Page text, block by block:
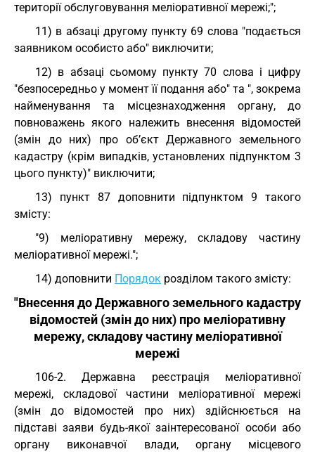
території обслуговування меліоративної мережі;";
11) в абзаці другому пункту 69 слова "подається
заявником особисто або" виключити;
12) в абзаці сьомому пункту 70 слова і цифру
"безпосередньо у момент її подання або" та ", зокрема
найменування та місцезнаходження органу, до
повноважень якого належить внесення відомостей
(змін до них) про об’єкт Державного земельного
кадастру (крім випадків, установлених підпунктом 3
цього пункту)" виключити;
13) пункт 87 доповнити підпунктом 9 такого
змісту:
"9) меліоративну мережу, складову частину
меліоративної мережі.";
14) доповнити Порядок розділом такого змісту:
"Внесення до Державного земельного кадастру
відомостей (змін до них) про меліоративну
мережу, складову частину меліоративної
мережі
106-2. Державна реєстрація меліоративної
мережі, складової частини меліоративної мережі
(змін до відомостей про них) здійснюється на
підставі заяви будь-якої заінтересованої особи або
органу виконавчої влади, органу місцевого